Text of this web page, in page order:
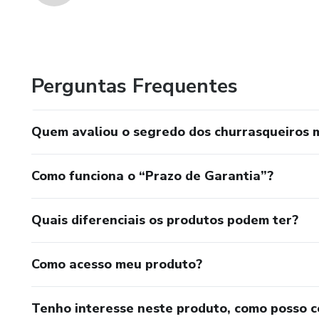
Perguntas Frequentes
Quem avaliou o segredo dos churrasqueiros
Como funciona o “Prazo de Garantia”?
Quais diferenciais os produtos podem ter?
Como acesso meu produto?
Tenho interesse neste produto, como posso